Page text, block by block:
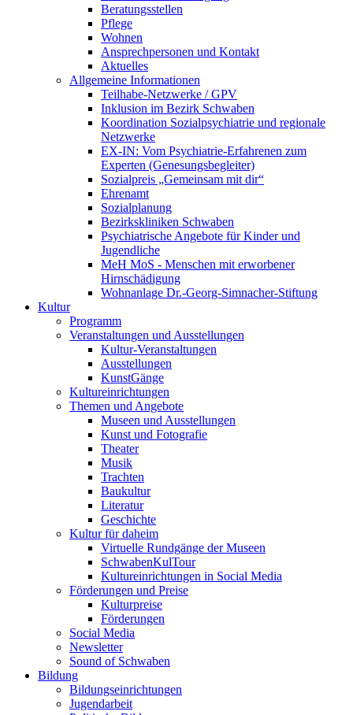
Beratungsstellen
Pflege
Wohnen
Ansprechpersonen und Kontakt
Aktuelles
Allgemeine Informationen
Teilhabe-Netzwerke / GPV
Inklusion im Bezirk Schwaben
Koordination Sozialpsychiatrie und regionale
Netzwerke
EX-IN: Vom Psychiatrie-Erfahrenen zum
Experten (Genesungsbegleiter)
Sozialpreis „Gemeinsam mit dir“
Ehrenamt
Sozialplanung
Bezirkskliniken Schwaben
Psychiatrische Angebote für Kinder und
Jugendliche
MeH MoS - Menschen mit erworbener
Hirnschädigung
Wohnanlage Dr.-Georg-Simnacher-Stiftung
Kultur
Programm
Veranstaltungen und Ausstellungen
Kultur-Veranstaltungen
Ausstellungen
KunstGänge
Kultureinrichtungen
Themen und Angebote
Museen und Ausstellungen
Kunst und Fotografie
Theater
Musik
Trachten
Baukultur
Literatur
Geschichte
Kultur für daheim
Virtuelle Rundgänge der Museen
SchwabenKulTour
Kultureinrichtungen in Social Media
Förderungen und Preise
Kulturpreise
Förderungen
Social Media
Newsletter
Sound of Schwaben
Bildung
Bildungseinrichtungen
Jugendarbeit